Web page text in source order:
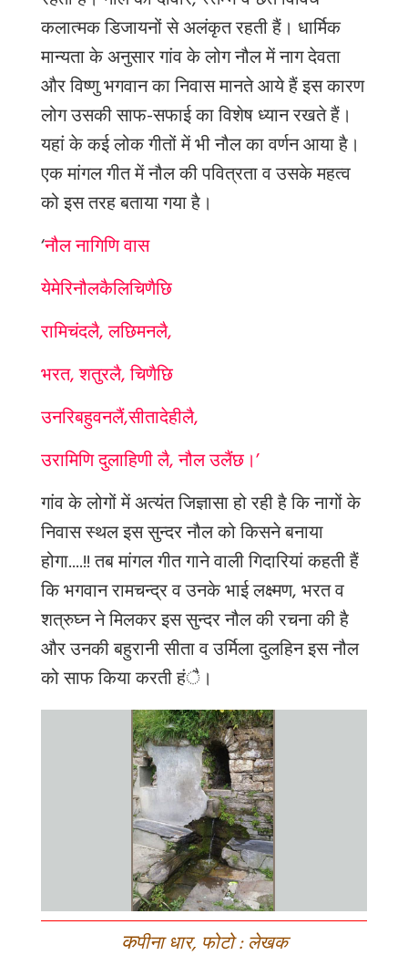
कलात्मकडिजायनोंसेअलंकृतरहतीहैं। धार्मिक
मान्यताकेअनुसारगांवकेलोगनौलमेंनागदेवता
औरविष्णुभगवानकानिवासमानतेआयेहैंइसकारण
लोगउसकीसाफ-सफाईकाविशेषध्यानरखतेहैं।
यहांकेकईलोकगीतोंमेंभीनौलकावर्णनआयाहै।
एकमांगलगीतमेंनौलकीपवित्रतावउसकेमहत्व
कोइसतरहबतायागयाहै।
‘नौल नागिणि वास
येमेरिनौलकैलिचिणैछि
रामिचंदलै,लछिमनलै,
भरत,शतुरलै,चिणैछि
उनरिबहुवनलैं,सीतादेहीलै,
उरामिणि दुलाहिणी लै, नौल उलैंछ।’
गांवकेलोगोंमेंअत्यंतजिज्ञासाहोरहीहैकिनागोंके
निवासस्थलइससुन्दरनौलकोकिसनेबनाया
होगा....!!तबमांगलगीतगानेवालीगिदारियांकहतीहैं
किभगवानरामचन्द्रवउनकेभाईलक्ष्मण,भरतव
शत्रुघ्ननेमिलकरइससुन्दरनौलकीरचनाकीहै
औरउनकीबहुरानीसीतावउर्मिलादुलहिनइसनौल
कोसाफकियाकरतीहंै।
कपीना धार, फोटो : लेखक